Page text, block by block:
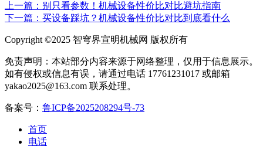
上一篇：别只看参数！机械设备性价比对比避坑指南
下一篇：买设备踩坑？机械设备性价比对比到底看什么
Copyright ©2025 智穹界宣明机械网 版权所有
免责声明：本站部分内容来源于网络整理，仅用于信息展示。
如有侵权或信息有误，请通过电话 17761231017 或邮箱
yakao2025@163.com 联系处理。
备案号： 鲁ICP备2025208294号-73
首页
电话